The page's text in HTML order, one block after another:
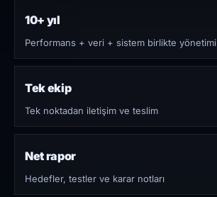
10+ yıl
Performans + veri + sistem birlikte yönetimi
Tek ekip
Tek noktadan iletişim ve teslim
Net rapor
Hedefler, testler ve karar notları